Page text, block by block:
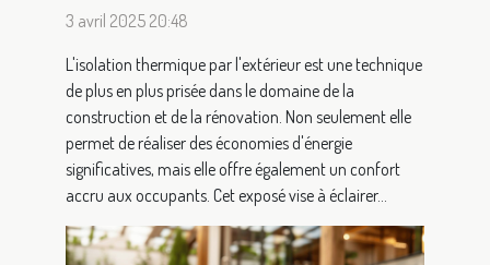
3 avril 2025 20:48
L'isolation thermique par l'extérieur est une technique
de plus en plus prisée dans le domaine de la
construction et de la rénovation. Non seulement elle
permet de réaliser des économies d'énergie
significatives, mais elle offre également un confort
accru aux occupants. Cet exposé vise à éclairer...